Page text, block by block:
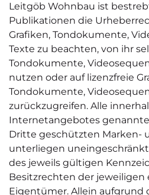
Leitgöb Wohnbau ist
Publikationen die
Grafiken, Tondokumente,
Texte zu beachten, von ihr
Tondokumente,
nutzen oder auf lizenzfreie
Tondokumente,
zurückzugreifen. Alle
Internetangebotes
Dritte geschützten Marken-
unterliegen
des jeweils gültigen
Besitzrechten der jeweiligen
Eigentümer. Allein aufgrund